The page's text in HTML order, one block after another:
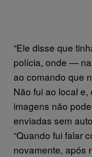
“Ele disse que
polícia, onde —
ao comando que
Não fui ao local
imagens não
enviadas sem
“Quando fui falar
novamente, após